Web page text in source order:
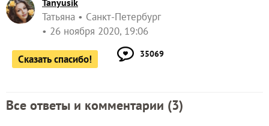
Tanyusik
Татьяна
Санкт-Петербург
26 ноября 2020, 19:06
Сказать спасибо! 35069
Все ответы и комментарии (3)